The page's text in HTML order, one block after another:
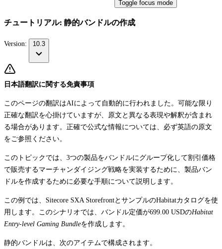
Toggle focus mode
チュートリアル: 静的バンドルの作成
Version: 10.3
日本語翻訳に関する免責事項
このページの翻訳はAIによって自動的に行われました。可能な限り
正確な翻訳を心掛けていますが、原文と異なる表現や解釈が含まれ
る場合があります。正確で公式な情報については、必ず英語の原文
をご参照ください。
このトピックでは、3つの製品をバンドルにグループ化して割引価格
で販売するマーチャンダイジング戦略を実装するために、製品バン
ドルを作成するために必要な手順について説明します。
この例では、Sitecore SXA StorefrontとサンプルのHabitatカタログを使
用します。このシナリオでは、バンドル定価が699.00 USDのHabitat
Entry-level Gaming Bundleを作成します。
静的バンドルは、次のアイテムで構成されます。